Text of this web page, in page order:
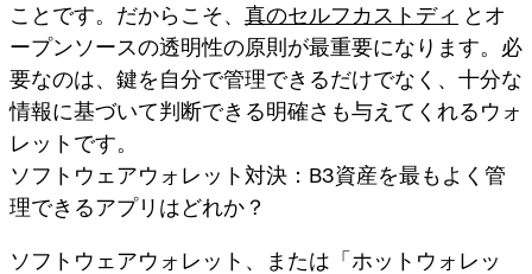
ことです。だからこそ、 真のセルフカストディ とオ
ープンソースの透明性の原則が最重要になります。必
要なのは、鍵を自分で管理できるだけでなく、十分な
情報に基づいて判断できる明確さも与えてくれるウォ
レットです。
ソフトウェアウォレット対決：B3資産を最もよく管
理できるアプリはどれか？
ソフトウェアウォレット、または「ホットウォレッ